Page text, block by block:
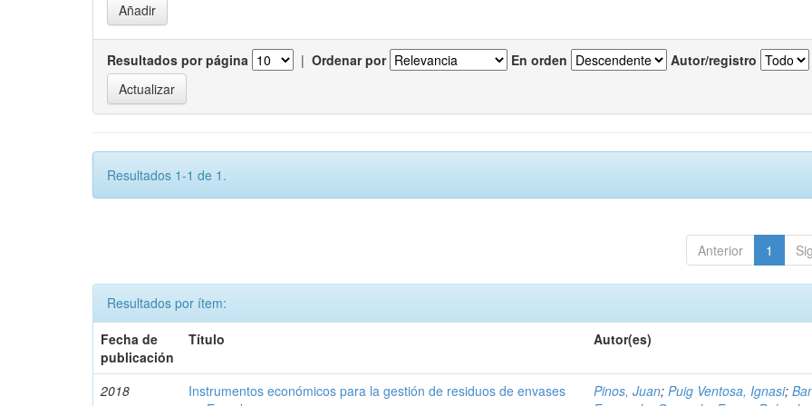
Resultados por página | Ordenar por En orden Autor/registro
Resultados 1-1 de 1.
Anterior 1
Resultados por ítem:
Fecha de
publicación
Título Autor(es)
2018
Instrumentos económicos para la gestión de residuos de envases
Pinos, Juan;Puig Ventosa, Ignasi;